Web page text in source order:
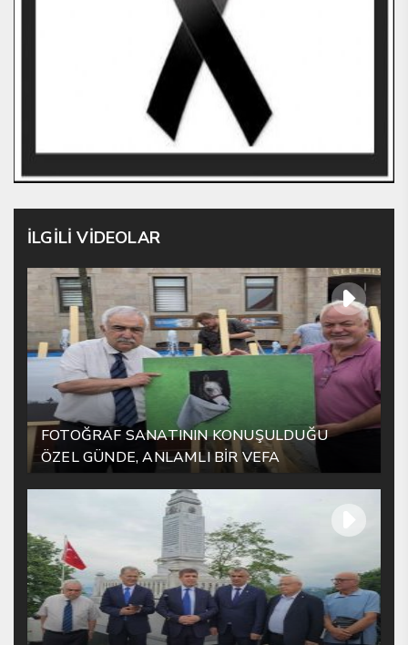
İLGİLİ VİDEOLAR
FOTOĞRAF SANATININ KONUŞULDUĞU
ÖZEL GÜNDE, ANLAMLI BİR VEFA